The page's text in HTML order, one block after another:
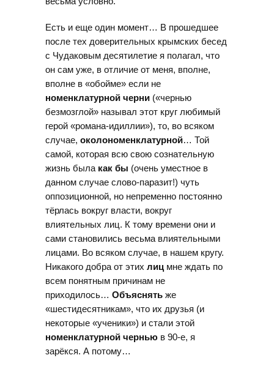
Есть и еще один момент… В прошедшее
после тех доверительных крымских бесед
с Чудаковым десятилетие я полагал, что
он сам уже, в отличие от меня, вполне,
вполне в «обойме» если не
номенклатурной черни («чернью
безмозглой» называл этот круг любимый
герой «романа-идиллии»), то, во всяком
случае, околономенклатурной… Той
самой, которая всю свою сознательную
жизнь была как бы (очень уместное в
данном случае слово-паразит!) чуть
оппозиционной, но непременно постоянно
тёрлась вокруг власти, вокруг
влиятельных лиц. К тому времени они и
сами становились весьма влиятельными
лицами. Во всяком случае, в нашем кругу.
Никакого добра от этих лиц мне ждать по
всем понятным причинам не
приходилось… Объяснять же
«шестидесятникам», что их друзья (и
некоторые «ученики») и стали этой
номенклатурной чернью в 90-е, я
зарёкся. А потому…